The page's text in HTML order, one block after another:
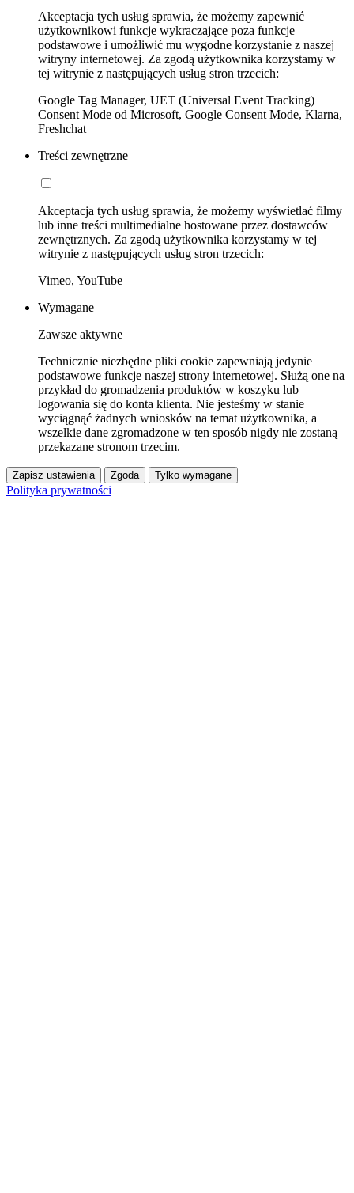
Akceptacja tych usług sprawia, że możemy zapewnić
użytkownikowi funkcje wykraczające poza funkcje
podstawowe i umożliwić mu wygodne korzystanie z naszej
witryny internetowej. Za zgodą użytkownika korzystamy w
tej witrynie z następujących usług stron trzecich:
Google Tag Manager, UET (Universal Event Tracking)
Consent Mode od Microsoft, Google Consent Mode, Klarna,
Freshchat
Treści zewnętrzne
Akceptacja tych usług sprawia, że możemy wyświetlać filmy
lub inne treści multimedialne hostowane przez dostawców
zewnętrznych. Za zgodą użytkownika korzystamy w tej
witrynie z następujących usług stron trzecich:
Vimeo, YouTube
Wymagane
Zawsze aktywne
Technicznie niezbędne pliki cookie zapewniają jedynie
podstawowe funkcje naszej strony internetowej. Służą one na
przykład do gromadzenia produktów w koszyku lub
logowania się do konta klienta. Nie jesteśmy w stanie
wyciągnąć żadnych wniosków na temat użytkownika, a
wszelkie dane zgromadzone w ten sposób nigdy nie zostaną
przekazane stronom trzecim.
Zapisz ustawienia Zgoda Tylko wymagane
Polityka prywatności